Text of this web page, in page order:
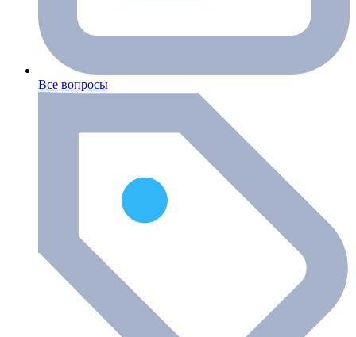
Все вопросы